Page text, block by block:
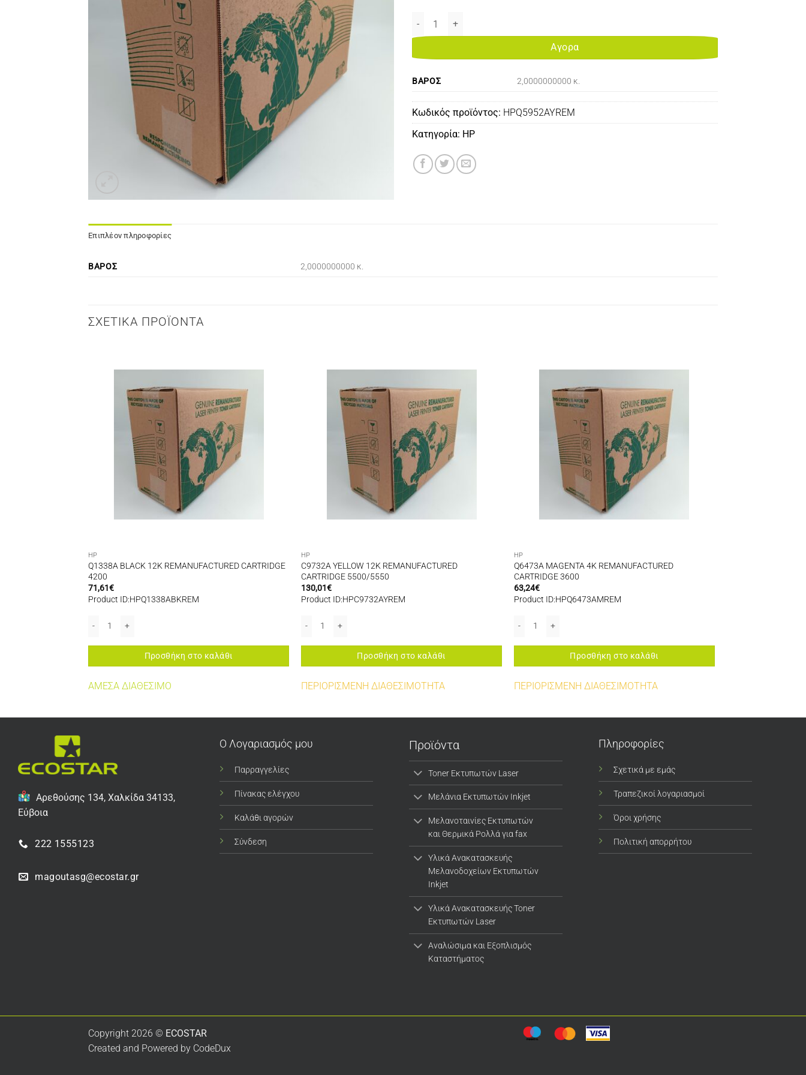
Q5952A YELLOW 10K REMANUFACTURED CARTRIDGE 4700 ποσότητα
Αγορα
ΒΆΡΟΣ 2,0000000000 κ.
Κωδικός προϊόντος: HPQ5952AYREM
Κατηγορία: HP
Επιπλέον πληροφορίες
ΒΆΡΟΣ 2,0000000000 κ.
ΣΧΕΤΙΚΆ ΠΡΟΪΌΝΤΑ
HP
Q1338A BLACK 12K REMANUFACTURED CARTRIDGE
4200
71,61€
Product ID:HPQ1338ABKREM
Προσθήκη στο καλάθι
ΑΜΕΣΑ ΔΙΑΘΕΣΙΜΟ
HP
C9732A YELLOW 12K REMANUFACTURED
CARTRIDGE 5500/5550
130,01€
Product ID:HPC9732AYREM
Προσθήκη στο καλάθι
ΠΕΡΙΟΡΙΣΜΕΝΗ ΔΙΑΘΕΣΙΜΟΤΗΤΑ
HP
Q6473A MAGENTA 4K REMANUFACTURED
CARTRIDGE 3600
63,24€
Product ID:HPQ6473AMREM
Προσθήκη στο καλάθι
ΠΕΡΙΟΡΙΣΜΕΝΗ ΔΙΑΘΕΣΙΜΟΤΗΤΑ
Αρεθούσης 134, Χαλκίδα 34133,
Εύβοια
222 1555123
magoutasg@ecostar.gr
Ο Λογαριασμός μου
Παρραγγελίες
Πίνακας ελέγχου
Καλάθι αγορών
Σύνδεση
Προϊόντα
Toner Εκτυπωτών Laser
Μελάνια Εκτυπωτών Inkjet
Μελανοταινίες Εκτυπωτών
και Θερμικά Ρολλά για fax
Υλικά Ανακατασκευής
Μελανοδοχείων Εκτυπωτών
Inkjet
Υλικά Ανακατασκευής Toner
Εκτυπωτών Laser
Αναλώσιμα και Εξοπλισμός
Καταστήματος
Πληροφορίες
Σχετικά με εμάς
Τραπεζικοί λογαριασμοί
Όροι χρήσης
Πολιτική απορρήτου
Copyright 2026 © ECOSTAR
Created and Powered by CodeDux